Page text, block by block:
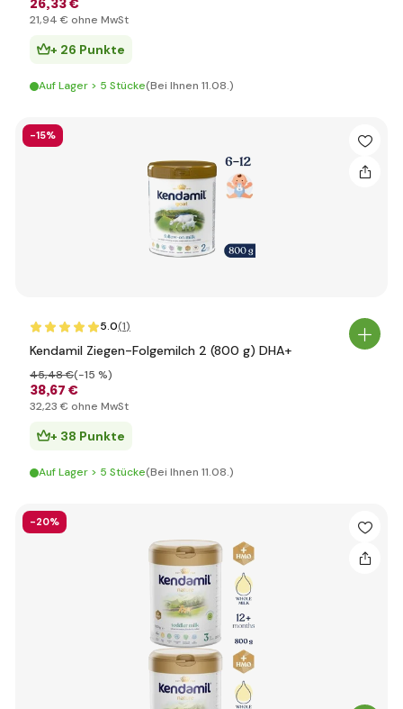
26,33 €
21,94 € ohne MwSt
+ 26 Punkte
Auf Lager > 5 Stücke(Bei Ihnen 11.08.)
-15%
5.0(1)
Kendamil Ziegen-Folgemilch 2 (800 g) DHA+
38,67 €
45,48 €(-15 %)
32,23 € ohne MwSt
+ 38 Punkte
Auf Lager > 5 Stücke(Bei Ihnen 11.08.)
-20%